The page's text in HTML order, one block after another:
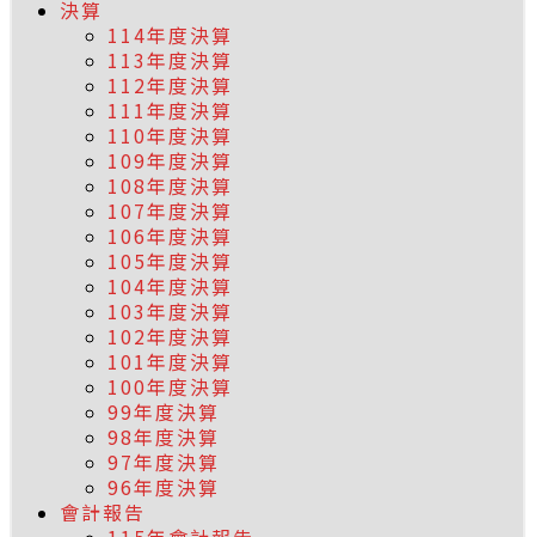
決算
114年度決算
113年度決算
112年度決算
111年度決算
110年度決算
109年度決算
108年度決算
107年度決算
106年度決算
105年度決算
104年度決算
103年度決算
102年度決算
101年度決算
100年度決算
99年度決算
98年度決算
97年度決算
96年度決算
會計報告